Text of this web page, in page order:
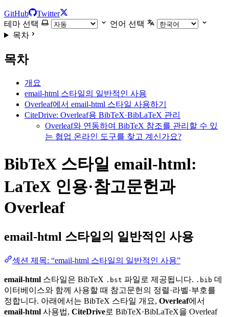
GitHub
Twitter
테마 선택
언어 선택
목차
목차
개요
email-html 스타일의 일반적인 사용
Overleaf에서 email-html 스타일 사용하기
CiteDrive: Overleaf용 BibTeX·BibLaTeX 관리
Overleaf와 연동하여 BibTeX 참조를 관리할 수 있
는 협업 온라인 도구를 찾고 계신가요?
BibTeX 스타일 email-html:
LaTeX 인용·참고문헌과
Overleaf
email-html 스타일의 일반적인 사용
섹션 제목: “email-html 스타일의 일반적인 사용”
email-html 스타일은 BibTeX .bst 파일로 제공됩니다. .bib 데
이터베이스와 함께 사용할 때 참고문헌의 정렬·라벨·부호를
정합니다. 아래에서는 BibTeX 스타일 개요, Overleaf에서
email-html 사용법, CiteDrive로 BibTeX·BibLaTeX을 Overleaf